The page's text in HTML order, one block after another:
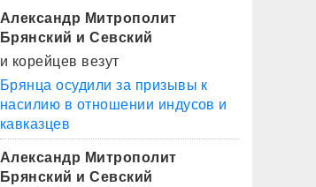
Александр Митрополит
Брянский и Севский
и корейцев везут
Брянца осудили за призывы к
насилию в отношении индусов и
кавказцев
Александр Митрополит
Брянский и Севский